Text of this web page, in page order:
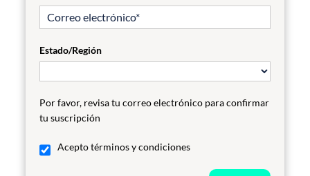
Estado/Región
Por favor, revisa tu correo electrónico para confirmar
tu suscripción
Acepto términos y condiciones